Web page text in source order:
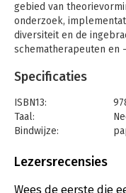
gebied van
onderzoek,
diversiteit en de
schematherapeuten en
Het is integratieve
technieken, ook veel
Specificaties
ISBN13:
Taal:
Bindwijze:
Uitgever:
Verschijningsdatum:
Lezersrecensies
Wees de eerste die